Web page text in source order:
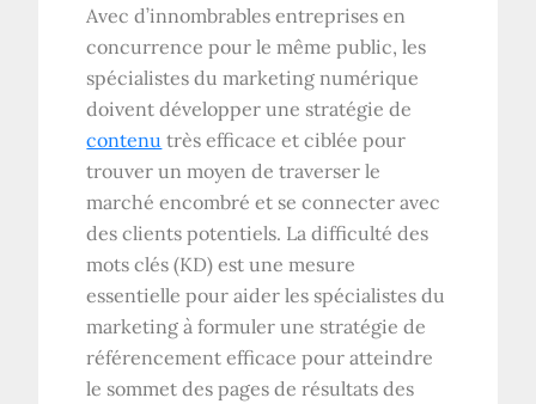
Avec d’innombrables entreprises en
concurrence pour le même public, les
spécialistes du marketing numérique
doivent développer une stratégie de
contenu très efficace et ciblée pour
trouver un moyen de traverser le
marché encombré et se connecter avec
des clients potentiels. La difficulté des
mots clés (KD) est une mesure
essentielle pour aider les spécialistes du
marketing à formuler une stratégie de
référencement efficace pour atteindre
le sommet des pages de résultats des